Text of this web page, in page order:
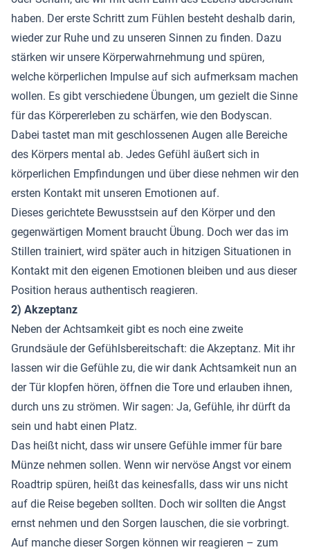
haben. Der erste Schritt zum Fühlen besteht deshalb darin,
wieder zur Ruhe und zu unseren Sinnen zu finden. Dazu
stärken wir unsere Körperwahrnehmung und spüren,
welche körperlichen Impulse auf sich aufmerksam machen
wollen. Es gibt verschiedene Übungen, um gezielt die Sinne
für das Körpererleben zu schärfen, wie den Bodyscan.
Dabei tastet man mit geschlossenen Augen alle Bereiche
des Körpers mental ab. Jedes Gefühl äußert sich in
körperlichen Empfindungen und über diese nehmen wir den
ersten Kontakt mit unseren Emotionen auf.
Dieses gerichtete Bewusstsein auf den Körper und den
gegenwärtigen Moment braucht Übung. Doch wer das im
Stillen trainiert, wird später auch in hitzigen Situationen in
Kontakt mit den eigenen Emotionen bleiben und aus dieser
Position heraus authentisch reagieren.
2) Akzeptanz
Neben der Achtsamkeit gibt es noch eine zweite
Grundsäule der Gefühlsbereitschaft: die Akzeptanz. Mit ihr
lassen wir die Gefühle zu, die wir dank Achtsamkeit nun an
der Tür klopfen hören, öffnen die Tore und erlauben ihnen,
durch uns zu strömen. Wir sagen: Ja, Gefühle, ihr dürft da
sein und habt einen Platz.
Das heißt nicht, dass wir unsere Gefühle immer für bare
Münze nehmen sollen. Wenn wir nervöse Angst vor einem
Roadtrip spüren, heißt das keinesfalls, dass wir uns nicht
auf die Reise begeben sollten. Doch wir sollten die Angst
ernst nehmen und den Sorgen lauschen, die sie vorbringt.
Auf manche dieser Sorgen können wir reagieren – zum